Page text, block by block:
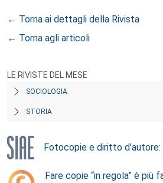
← Torna ai dettagli della Rivista
← Torna agli articoli
LE RIVISTE DEL MESE
SOCIOLOGIA
STORIA
Fotocopie e diritto
Fare copie “in regola” è più